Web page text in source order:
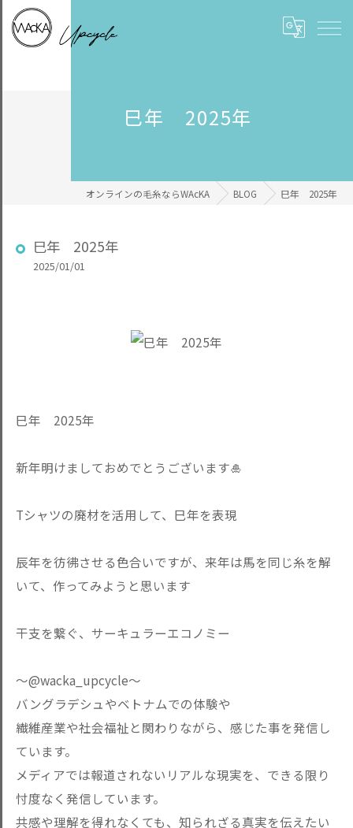
巳年 2025年
オンラインの毛糸ならWAcKA BLOG 巳年 2025年
巳年 2025年
2025/01/01
巳年 2025年
新年明けましておめでとうございます🎍
Tシャツの廃材を活用して、巳年を表現
辰年を彷彿させる色合いですが、来年は馬を同じ糸を解
いて、作ってみようと思います
干支を繋ぐ、サーキュラーエコノミー
〜@wacka_upcycle〜
バングラデシュやベトナムでの体験や
繊維産業や社会福祉と関わりながら、感じた事を発信し
ています。
メディアでは報道されないリアルな現実を、できる限り
忖度なく発信しています。
共感や理解を得れなくても、知られざる真実を伝えたい